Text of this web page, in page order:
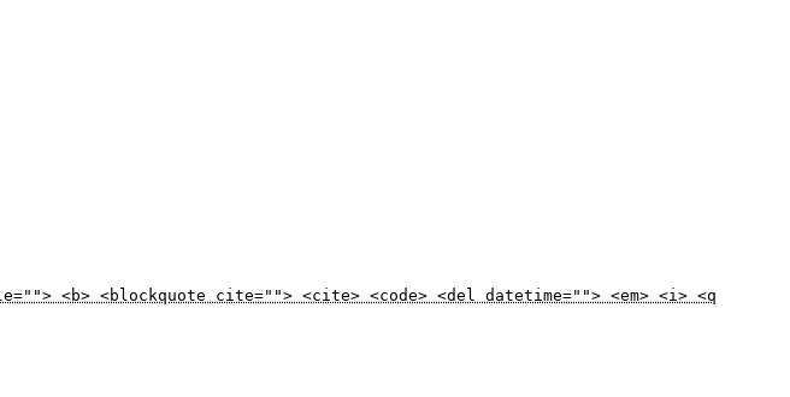
<b> <blockquote cite=""> <cite> <code> <del datetime=""> <em> <i> <q